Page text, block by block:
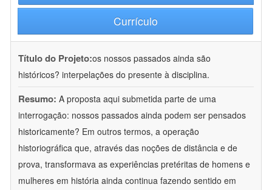
Currículo
Título do Projeto:os nossos passados ainda são
históricos? interpelações do presente à disciplina.
Resumo: A proposta aqui submetida parte de uma
interrogação: nossos passados ainda podem ser pensados
historicamente? Em outros termos, a operação
historiográfica que, através das noções de distância e de
prova, transformava as experiências pretéritas de homens e
mulheres em história ainda continua fazendo sentido em